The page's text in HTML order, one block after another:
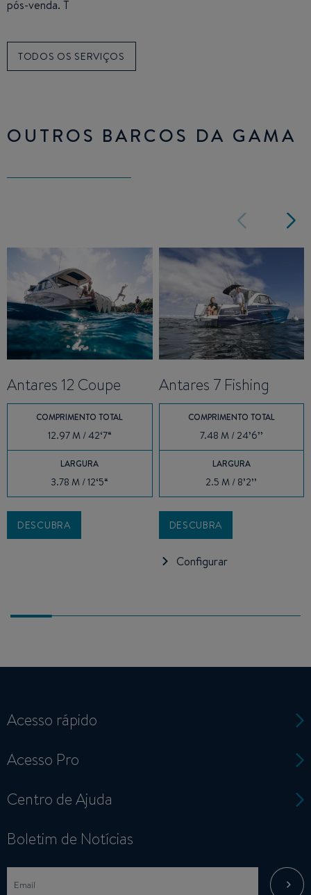
pós-venda. T
TODOS OS SERVIÇOS
OUTROS BARCOS DA GAMA
Antares 12 Coupe
COMPRIMENTO TOTAL
12.97 M / 42‘7“
LARGURA
3.78 M / 12‘5“
DESCUBRA
Antares 7 Fishing
COMPRIMENTO TOTAL
7.48 M / 24’6’’
LARGURA
2.5 M / 8’2’’
DESCUBRA
Configurar
Acesso rápido
Acesso Pro
Centro de Ajuda
Boletim de Notícias